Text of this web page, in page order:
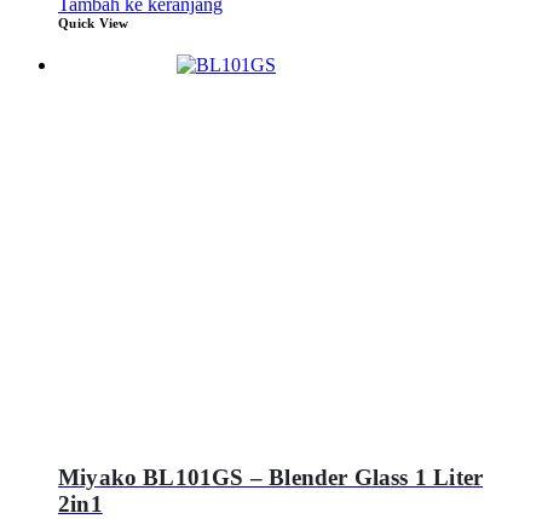
Tambah ke keranjang
Quick View
Miyako BL101GS – Blender Glass 1 Liter
2in1